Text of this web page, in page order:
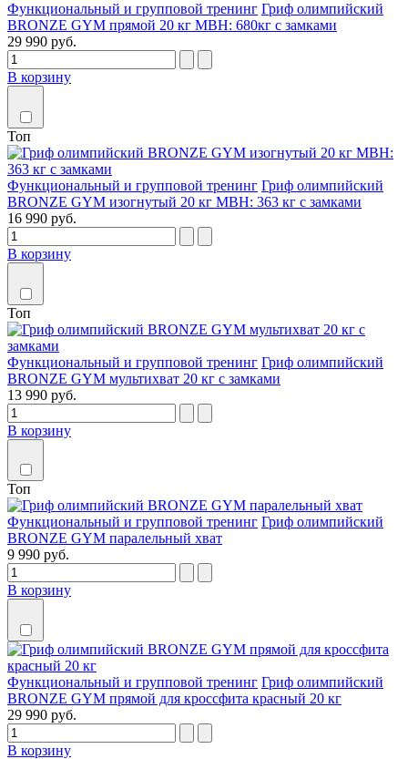
Функциональный и групповой тренинг Гриф олимпийский
BRONZE GYM прямой 20 кг МВН: 680кг с замками
29 990 руб.
В корзину
Топ
Функциональный и групповой тренинг Гриф олимпийский
BRONZE GYM изогнутый 20 кг MBH: 363 кг с замками
16 990 руб.
В корзину
Топ
Функциональный и групповой тренинг Гриф олимпийский
BRONZE GYM мультихват 20 кг с замками
13 990 руб.
В корзину
Топ
Функциональный и групповой тренинг Гриф олимпийский
BRONZE GYM паралельный хват
9 990 руб.
В корзину
Функциональный и групповой тренинг Гриф олимпийский
BRONZE GYM прямой для кроссфита красный 20 кг
29 990 руб.
В корзину